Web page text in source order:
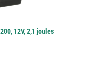
12V, 2,1 joules